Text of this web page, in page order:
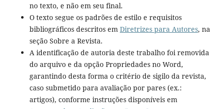
no texto, e não em seu final.
O texto segue os padrões de estilo e requisitos
bibliográficos descritos em Diretrizes para Autores, na
seção Sobre a Revista.
A identificação de autoria deste trabalho foi removida
do arquivo e da opção Propriedades no Word,
garantindo desta forma o critério de sigilo da revista,
caso submetido para avaliação por pares (ex.:
artigos), conforme instruções disponíveis em